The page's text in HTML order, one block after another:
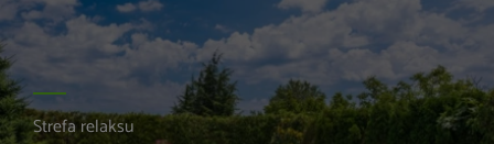
Strefa relaksu